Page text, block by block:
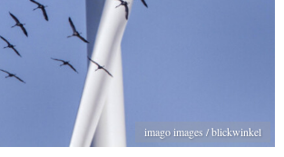
imago images / blickwinkel